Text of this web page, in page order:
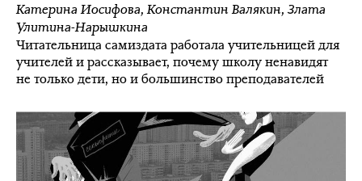
Катерина Иосифова,Константин Валякин,Злата
Улитина-Нарышкина
Читательница самиздата работала учительницей для
учителей и рассказывает, почему школу ненавидят
не только дети, но и большинство преподавателей